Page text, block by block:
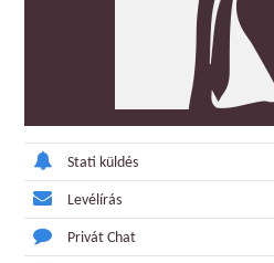
Stati küldés
Levélírás
Privát Chat